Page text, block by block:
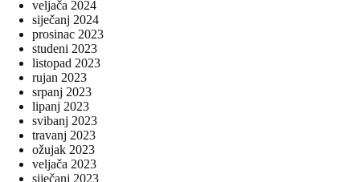
veljača 2024
siječanj 2024
prosinac 2023
studeni 2023
listopad 2023
rujan 2023
srpanj 2023
lipanj 2023
svibanj 2023
travanj 2023
ožujak 2023
veljača 2023
siječanj 2023